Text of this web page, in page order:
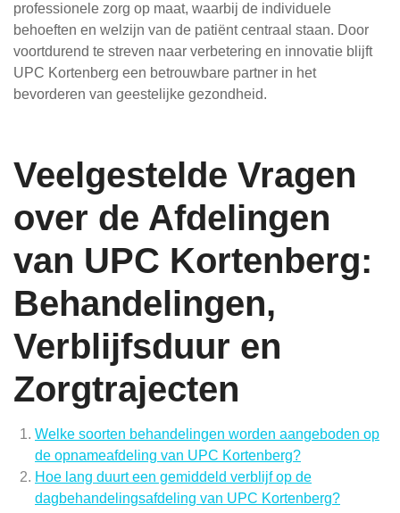
professionele zorg op maat, waarbij de individuele
behoeften en welzijn van de patiënt centraal staan. Door
voortdurend te streven naar verbetering en innovatie blijft
UPC Kortenberg een betrouwbare partner in het
bevorderen van geestelijke gezondheid.
Veelgestelde Vragen
over de Afdelingen
van UPC Kortenberg:
Behandelingen,
Verblijfsduur en
Zorgtrajecten
Welke soorten behandelingen worden aangeboden op
de opnameafdeling van UPC Kortenberg?
Hoe lang duurt een gemiddeld verblijf op de
dagbehandelingsafdeling van UPC Kortenberg?